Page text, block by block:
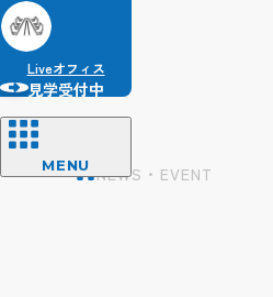
Liveオフィス
見学受付中
MENU NEWS・EVENT